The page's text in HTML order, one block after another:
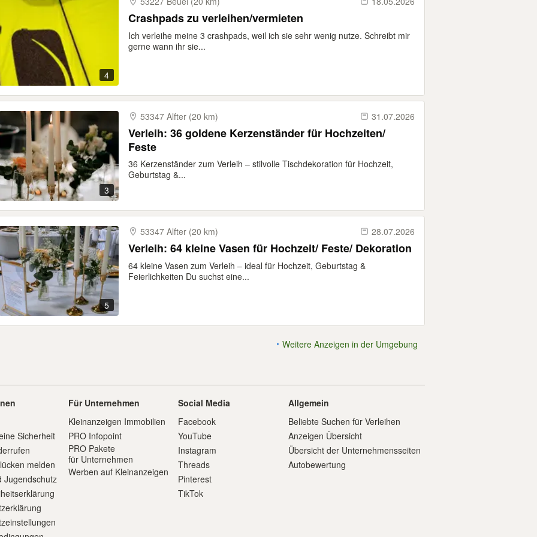
4
Crashpads zu verleihen/vermieten
Ich verleihe meine 3 crashpads, weil ich sie sehr wenig nutze. Schreibt mir
gerne wann ihr sie...
3
53347 Alfter (20 km) 31.07.2026
Verleih: 36 goldene Kerzenständer für Hochzeiten/
Feste
36 Kerzenständer zum Verleih – stilvolle Tischdekoration für Hochzeit,
Geburtstag &...
5
53347 Alfter (20 km) 28.07.2026
Verleih: 64 kleine Vasen für Hochzeit/ Feste/ Dekoration
64 kleine Vasen zum Verleih – ideal für Hochzeit, Geburtstag &
Feierlichkeiten Du suchst eine...
Weitere Anzeigen in der Umgebung
Sicherheit
melden
Jugendschutz
Für Unternehmen
Kleinanzeigen Immobilien
PRO Infopoint
PRO Pakete
für Unternehmen
Werben auf Kleinanzeigen
Social Media
Facebook
YouTube
Instagram
Threads
Pinterest
TikTok
Allgemein
Beliebte Suchen für Verleihen
Anzeigen Übersicht
Übersicht der Unternehmensseiten
Autobewertung